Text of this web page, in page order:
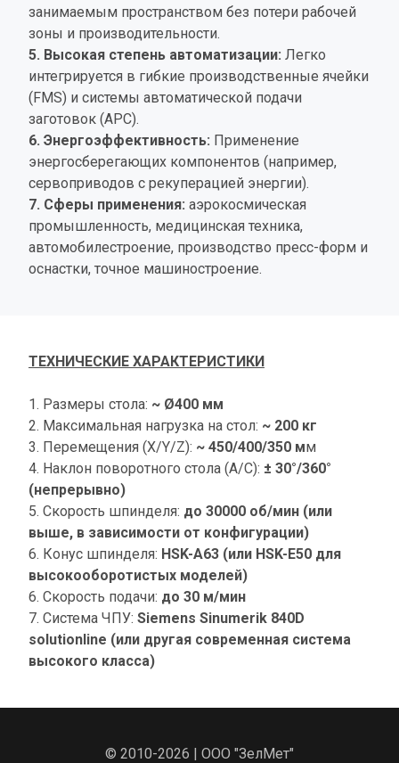
занимаемым пространством без потери рабочей
зоны и производительности.
5. Высокая степень автоматизации: Легко
интегрируется в гибкие производственные ячейки
(FMS) и системы автоматической подачи
заготовок (APC).
6. Энергоэффективность: Применение
энергосберегающих компонентов (например,
сервоприводов с рекуперацией энергии).
7. Сферы применения: аэрокосмическая
промышленность, медицинская техника,
автомобилестроение, производство пресс-форм и
оснастки, точное машиностроение.
ТЕХНИЧЕСКИЕ ХАРАКТЕРИСТИКИ
1. Размеры стола: ~ Ø400 мм
2. Максимальная нагрузка на стол: ~ 200 кг
3. Перемещения (X/Y/Z): ~ 450/400/350 мм
4. Наклон поворотного стола (A/C): ± 30°/360°
(непрерывно)
5. Скорость шпинделя: до 30000 об/мин (или
выше, в зависимости от конфигурации)
6. Конус шпинделя: HSK-A63 (или HSK-E50 для
высокооборотистых моделей)
6. Скорость подачи: до 30 м/мин
7. Система ЧПУ: Siemens Sinumerik 840D
solutionline (или другая современная система
высокого класса)
© 2010-2026 | ООО "ЗелМет"